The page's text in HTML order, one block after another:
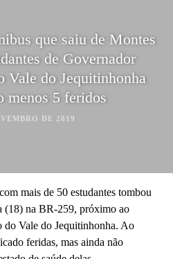
que saiu de Montes
de Governador
Vale do Jequitinhonha
menos 5 feridos
DE 2019
mais de 50 estudantes tombou
(18) na BR-259, próximo ao
do Vale do Jequitinhonha. Ao
feridas, mas ainda não